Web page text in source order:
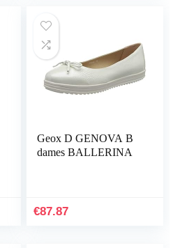
Geox D GENOVA B
dames BALLERINA
€87.87